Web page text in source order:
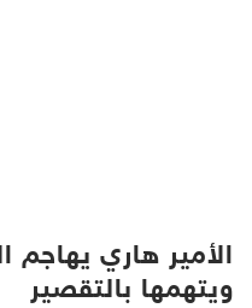
الأمير هاري يهاجم
ويتهمها بالتقصير